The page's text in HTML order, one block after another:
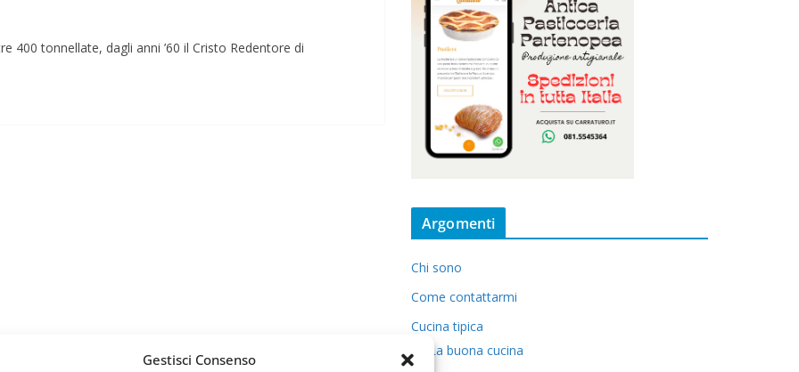
Gestisci Consenso
400 tonnellate, dagli anni ’60 il Cristo Redentore di
Argomenti
Chi sono
Come contattarmi
Cucina tipica
La buona cucina